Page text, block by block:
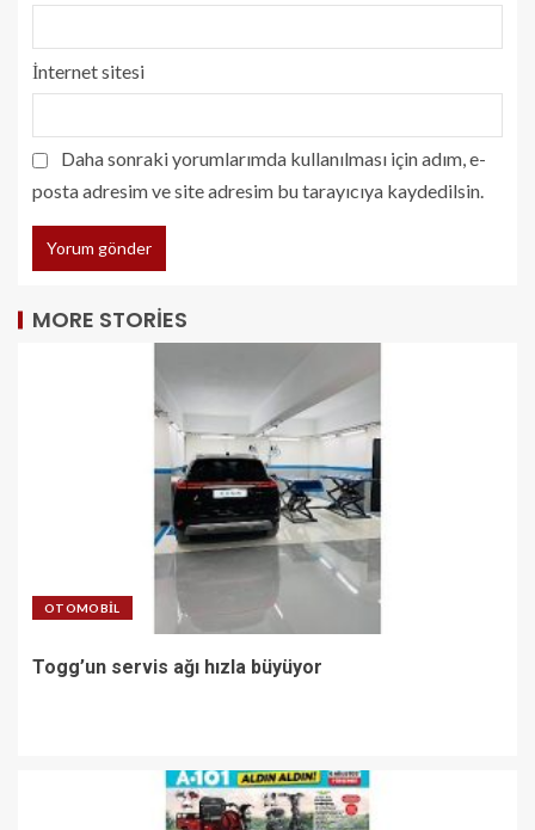
İnternet sitesi
Daha sonraki yorumlarımda kullanılması için adım, e-
posta adresim ve site adresim bu tarayıcıya kaydedilsin.
MORE STORIES
OTOMOBIL
Togg’un servis ağı hızla büyüyor